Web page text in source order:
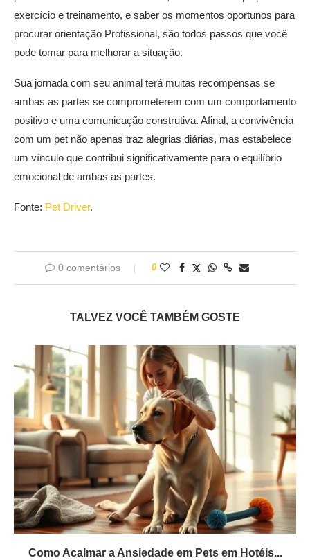
exercício e treinamento, e saber os momentos oportunos para
procurar orientação Profissional, são todos passos que você
pode tomar para melhorar a situação.
Sua jornada com seu animal terá muitas recompensas se
ambas as partes se comprometerem com um comportamento
positivo e uma comunicação construtiva. Afinal, a convivência
com um pet não apenas traz alegrias diárias, mas estabelece
um vínculo que contribui significativamente para o equilíbrio
emocional de ambas as partes.
Fonte: Pet Driver.
0 comentários 0
TALVEZ VOCÊ TAMBÉM GOSTE
Como Acalmar a Ansiedade em Pets em Hotéis...